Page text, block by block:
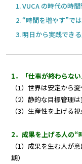
VUCA の時代の時
“時間を増やす”で
明日から実践でき
1．「仕事が終わらな
（1）世界は安定から
（2）静的な目標管理
（3）生産性を上げる
2．成果を上げる人の“
（1）成果を生む人が
期）